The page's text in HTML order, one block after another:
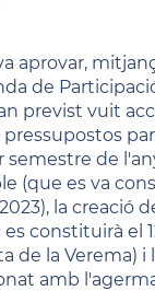
aprovar,
de
previst vuit
pressupostos
de
(que es va
la creació
constituirà el
de la Verema)
amb